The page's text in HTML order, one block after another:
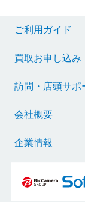
ご利用ガイド
買取お申し込み
訪問・店頭サポ
会社概要
企業情報